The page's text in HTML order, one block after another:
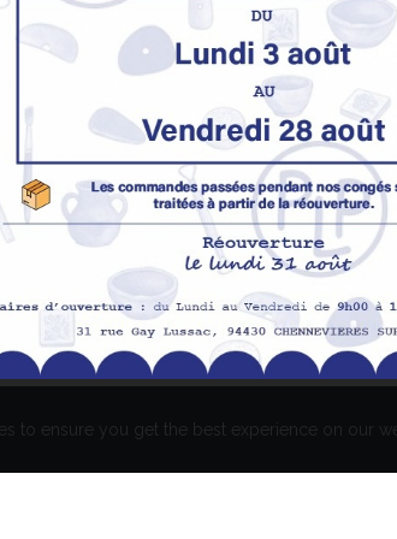
Nos produits
Promotions
Nouveaux
Meilleures
to ensure you get the best experience on our